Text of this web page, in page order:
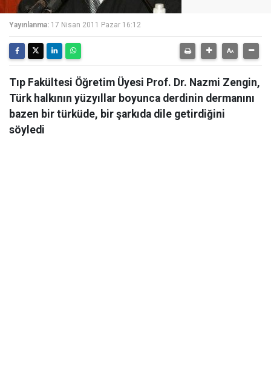
Yayınlanma: 17 Nisan 2011 Pazar 16:12
Tıp Fakültesi Öğretim Üyesi Prof. Dr. Nazmi Zengin,
Türk halkının yüzyıllar boyunca derdinin dermanını
bazen bir türküde, bir şarkıda dile getirdiğini
söyledi